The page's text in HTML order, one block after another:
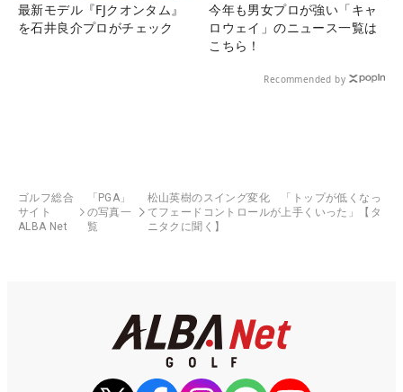
最新モデル『FJクオンタム』
を石井良介プロがチェック
今年も男女プロが強い「キャ
ロウェイ」のニュース一覧は
こちら！
Recommended by
ゴルフ総合
サイト
ALBA Net
「PGA」
の写真一
覧
松山英樹のスイング変化 「トップが低くなっ
てフェードコントロールが上手くいった」【タ
ニタクに聞く】